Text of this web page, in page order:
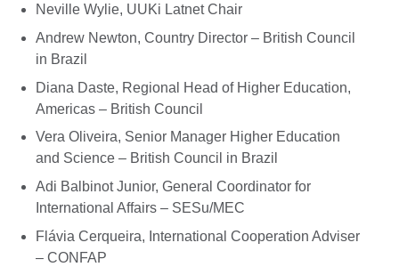
Neville Wylie, UUKi Latnet Chair
Andrew Newton, Country Director – British Council
in Brazil
Diana Daste, Regional Head of Higher Education,
Americas – British Council
Vera Oliveira, Senior Manager Higher Education
and Science – British Council in Brazil
Adi Balbinot Junior, General Coordinator for
International Affairs – SESu/MEC
Flávia Cerqueira, International Cooperation Adviser
– CONFAP